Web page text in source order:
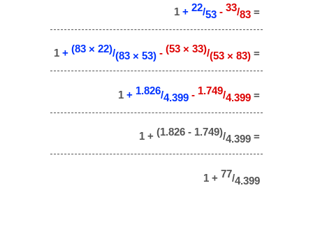
1+ 22/53 - 33/83=
1+ (83 × 22)/(83 × 53) - (53 × 33)/(53 × 83)=
1+ 1.826/4.399 - 1.749/4.399=
1 + (1.826 - 1.749)/4.399=
1 + 77/4.399